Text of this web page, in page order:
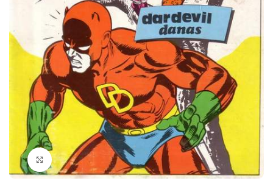
Klikni da povečaš